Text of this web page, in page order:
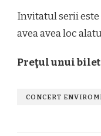
Invitatul serii este
avea avea loc
Preţul unui bilet
CONCERT